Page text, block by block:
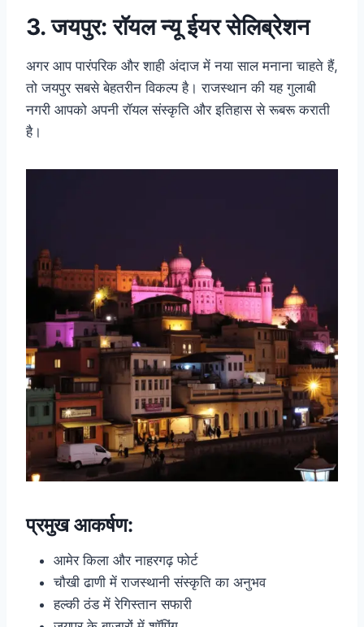
3. जयपुर: रॉयल न्यू ईयर सेलिब्रेशन
अगर आप पारंपरिक और शाही अंदाज में नया साल मनाना चाहते हैं,
तो जयपुर सबसे बेहतरीन विकल्प है। राजस्थान की यह गुलाबी
नगरी आपको अपनी रॉयल संस्कृति और इतिहास से रूबरू कराती
है।
प्रमुख आकर्षण:
आमेर किला और नाहरगढ़ फोर्ट
चौखी ढाणी में राजस्थानी संस्कृति का अनुभव
हल्की ठंड में रेगिस्तान सफारी